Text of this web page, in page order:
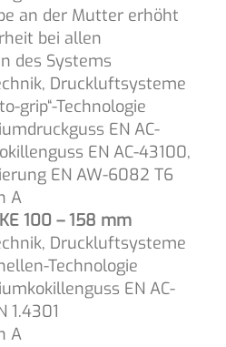
an der Mutter erhöht
bei allen
des Systems
Druckluftsysteme
grip“-Technologie
EN AC-
EN AC-43100,
EN AW-6082 T6
A
100 – 158 mm
Druckluftsysteme
Technologie
EN AC-
1.4301
A